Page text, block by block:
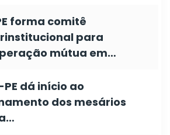
forma comitê
para
mútua em…
PE dá início ao
dos mesários